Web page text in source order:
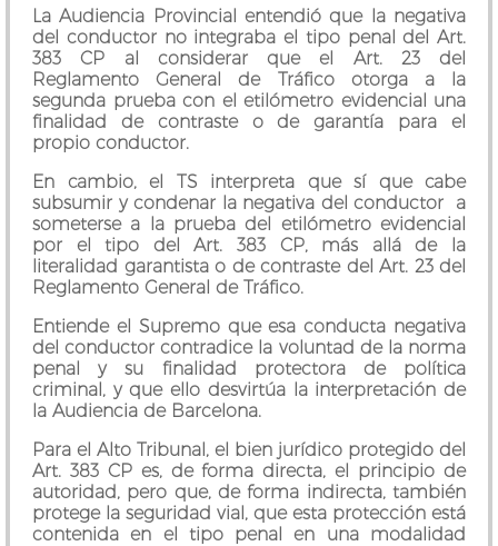
La Audiencia Provincial entendió que la negativa
del conductor no integraba el tipo penal del Art.
383 CP al considerar que el Art. 23 del
Reglamento General de Tráfico otorga a la
segunda prueba con el etilómetro evidencial una
finalidad de contraste o de garantía para el
propio conductor.
En cambio, el TS interpreta que sí que cabe
subsumir y condenar la negativa del conductor a
someterse a la prueba del etilómetro evidencial
por el tipo del Art. 383 CP, más allá de la
literalidad garantista o de contraste del Art. 23 del
Reglamento General de Tráfico.
Entiende el Supremo que esa conducta negativa
del conductor contradice la voluntad de la norma
penal y su finalidad protectora de política
criminal, y que ello desvirtúa la interpretación de
la Audiencia de Barcelona.
Para el Alto Tribunal, el bien jurídico protegido del
Art. 383 CP es, de forma directa, el principio de
autoridad, pero que, de forma indirecta, también
protege la seguridad vial, que esta protección está
contenida en el tipo penal en una modalidad